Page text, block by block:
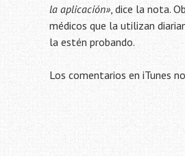
la aplicación», dice la nota.
médicos que la utilizan
la estén probando.
Los comentarios en iTunes